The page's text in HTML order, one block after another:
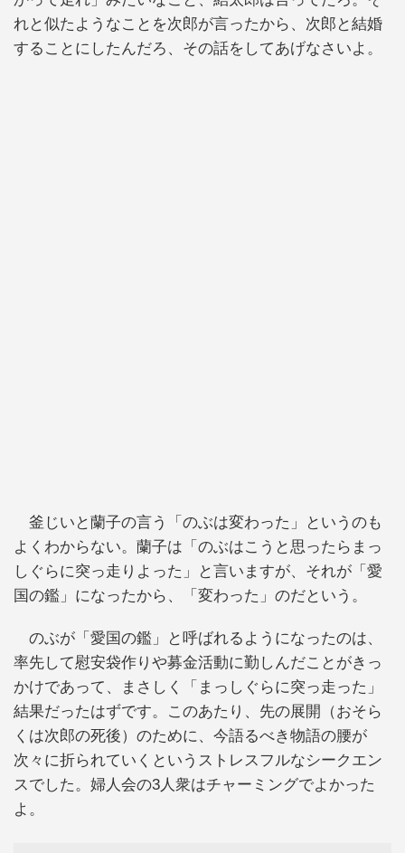
れと似たようなことを次郎が言ったから、次郎と結婚
することにしたんだろ、その話をしてあげなさいよ。
釜じいと蘭子の言う「のぶは変わった」というのも
よくわからない。蘭子は「のぶはこうと思ったらまっ
しぐらに突っ走りよった」と言いますが、それが「愛
国の鑑」になったから、「変わった」のだという。
のぶが「愛国の鑑」と呼ばれるようになったのは、
率先して慰安袋作りや募金活動に勤しんだことがきっ
かけであって、まさしく「まっしぐらに突っ走った」
結果だったはずです。このあたり、先の展開（おそら
くは次郎の死後）のために、今語るべき物語の腰が
次々に折られていくというストレスフルなシークエン
スでした。婦人会の3人衆はチャーミングでよかった
よ。